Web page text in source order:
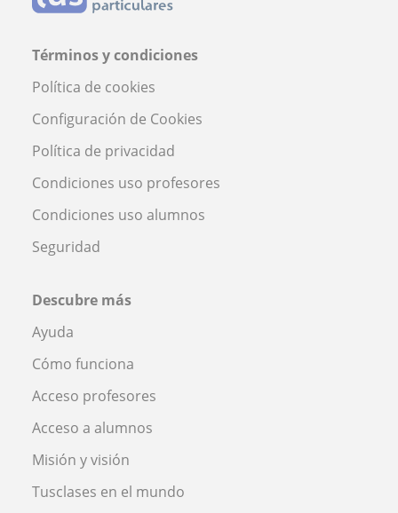
Términos y condiciones
Política de cookies
Configuración de Cookies
Política de privacidad
Condiciones uso profesores
Condiciones uso alumnos
Seguridad
Descubre más
Ayuda
Cómo funciona
Acceso profesores
Acceso a alumnos
Misión y visión
Tusclases en el mundo